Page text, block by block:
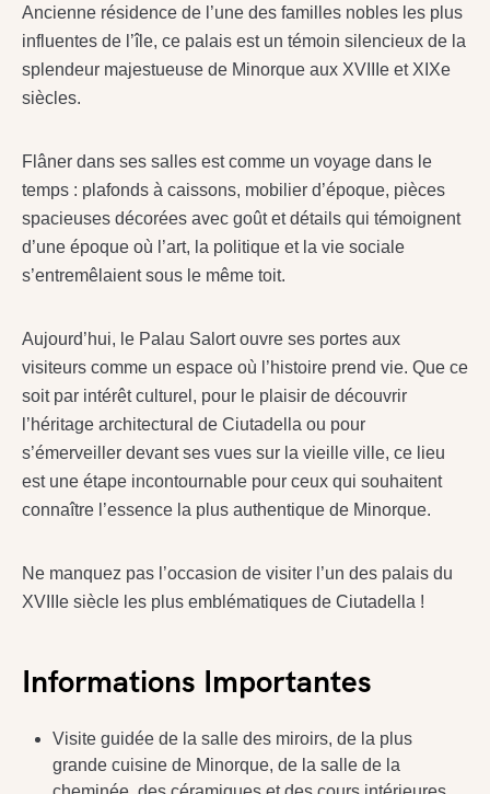
Ancienne résidence de l’une des familles nobles les plus
influentes de l’île, ce palais est un témoin silencieux de la
splendeur majestueuse de Minorque aux XVIIIe et XIXe
siècles.
Flâner dans ses salles est comme un voyage dans le
temps : plafonds à caissons, mobilier d’époque, pièces
spacieuses décorées avec goût et détails qui témoignent
d’une époque où l’art, la politique et la vie sociale
s’entremêlaient sous le même toit.
Aujourd’hui, le Palau Salort ouvre ses portes aux
visiteurs comme un espace où l’histoire prend vie. Que ce
soit par intérêt culturel, pour le plaisir de découvrir
l’héritage architectural de Ciutadella ou pour
s’émerveiller devant ses vues sur la vieille ville, ce lieu
est une étape incontournable pour ceux qui souhaitent
connaître l’essence la plus authentique de Minorque.
Ne manquez pas l’occasion de visiter l’un des palais du
XVIIIe siècle les plus emblématiques de Ciutadella !
Informations Importantes
Visite guidée de la salle des miroirs, de la plus
grande cuisine de Minorque, de la salle de la